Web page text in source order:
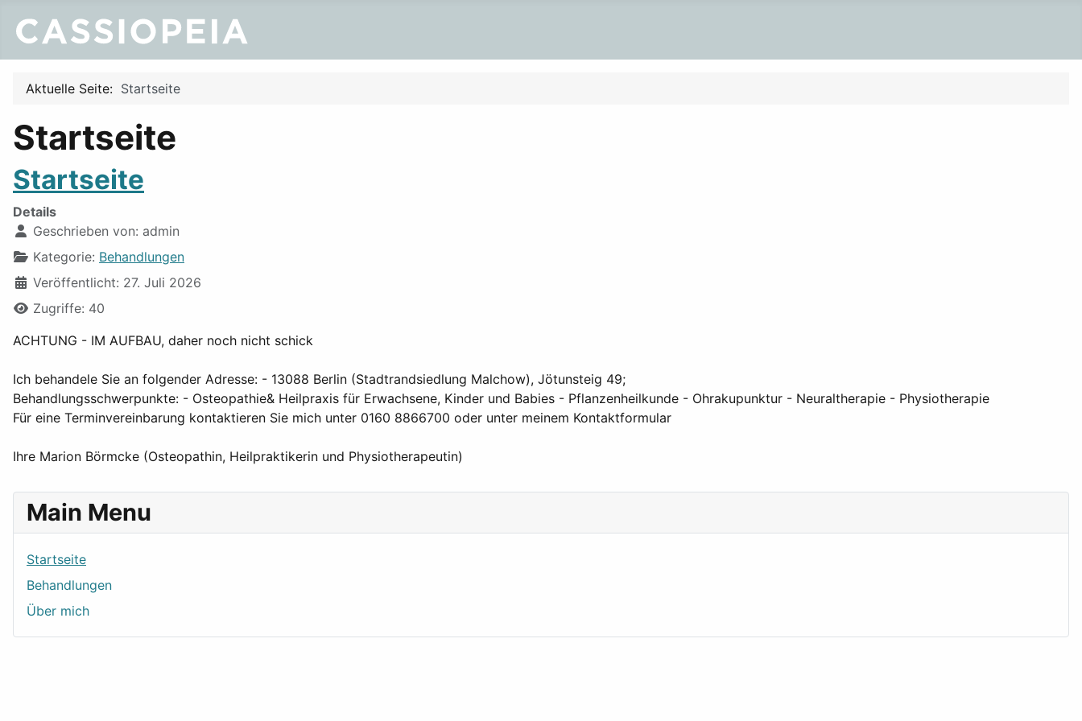
Aktuelle Seite: Startseite
Startseite
Startseite
Details
Geschrieben von: admin
Kategorie: Behandlungen
Veröffentlicht: 27. Juli 2026
Zugriffe: 40
ACHTUNG - IM AUFBAU, daher noch nicht schick
Ich behandele Sie an folgender Adresse: - 13088 Berlin (Stadtrandsiedlung Malchow), Jötunsteig 49;
Behandlungsschwerpunkte: - Osteopathie& Heilpraxis für Erwachsene, Kinder und Babies - Pflanzenheilkunde - Ohrakupunktur - Neuraltherapie - Physiotherapie
Für eine Terminvereinbarung kontaktieren Sie mich unter 0160 8866700 oder unter meinem Kontaktformular
Ihre Marion Börmcke (Osteopathin, Heilpraktikerin und Physiotherapeutin)
Main Menu
Startseite
Behandlungen
Über mich